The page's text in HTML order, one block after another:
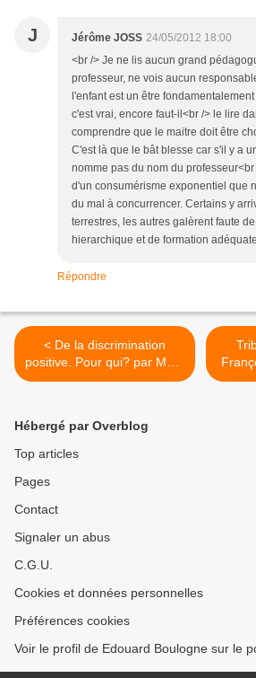
J Jérôme JOSS 24/05/2012 18:00
<br /> Je ne lis aucun grand
professeur, ne vois aucun
l'enfant est un être
c'est vrai, encore faut-il<br /> le lire
comprendre que le maitre doit être
C'est là que le bât blesse car s'il y a
nomme pas du nom du
d'un consumérisme exponentiel que
du mal à concurrencer. Certains y
terrestres, les autres galèrent faute
hierarchique et de formation
Répondre
< De la discrimination
positive. Pour qui? par Marc
Houël.
Hébergé par Overblog
Top articles
Pages
Contact
Signaler un abus
C.G.U.
Cookies et données personnelles
Préférences cookies
Voir le profil de Edouard Boulogne sur le